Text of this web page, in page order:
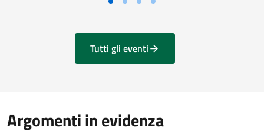
Tutti gli eventi
Argomenti in evidenza